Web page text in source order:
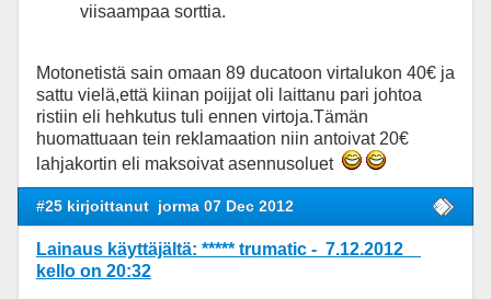
viisaampaa sorttia.
Motonetistä sain omaan 89 ducatoon virtalukon 40€ ja
sattu vielä,että kiinan poijjat oli laittanu pari johtoa
ristiin eli hehkutus tuli ennen virtoja.Tämän
huomattuaan tein reklamaation niin antoivat 20€
lahjakortin eli maksoivat asennusoluet
#25 kirjoittanut jorma 07 Dec 2012
Lainaus käyttäjältä: ***** trumatic - 7.12.2012
kello on 20:32